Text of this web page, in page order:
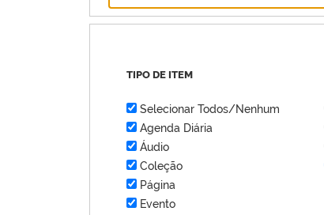
TIPO DE ITEM
Selecionar Todos/Nenhum
Agenda Diária
Áudio
Coleção
Página
Evento